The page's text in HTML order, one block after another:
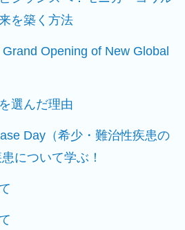
を築く方法
Opening of New Global
選んだ理由
Day（希少・難治性疾患の
について学ぶ！